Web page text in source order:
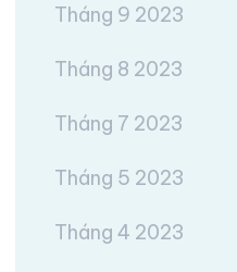
Tháng 9 2023
Tháng 8 2023
Tháng 7 2023
Tháng 5 2023
Tháng 4 2023